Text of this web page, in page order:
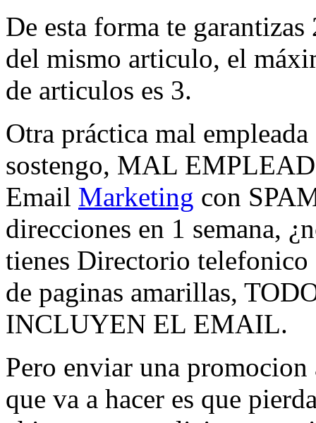
De esta forma te garantizas
del mismo articulo, el
de articulos es 3.
Otra práctica mal
sostengo, MAL
Email Marketing con
direcciones en 1 semana,
tienes Directorio telefonico
de paginas amarillas,
INCLUYEN EL EMAIL.
Pero enviar una
que va a hacer es que